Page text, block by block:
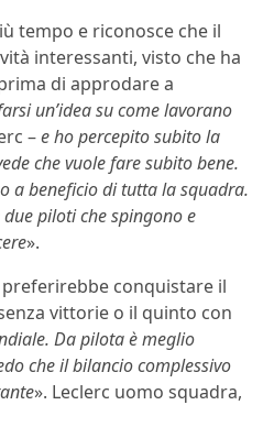
tempo e riconosce che il
interessanti, visto che ha
di approdare a
un’idea su come lavorano
–e ho percepito subito la
che vuole fare subito bene.
a beneficio di tutta la squadra.
piloti che spingono e
».
preferirebbe conquistare il
vittorie o il quinto con
Da pilota è meglio
che il bilancio complessivo
». Leclerc uomo squadra,